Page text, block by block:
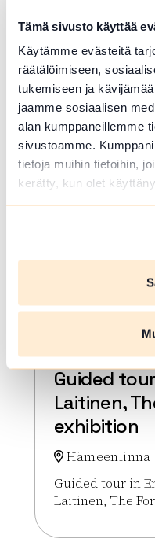
Tämä sivusto käyttää
Käytämme evästeitä
räätälöimiseen,
tukemiseen ja
jaamme sosiaalisen
alan kumppaneillemme
sivustoamme.
tietoja muihin tietoihin,
kerätty, kun olet
Opastettu
Hämeenlinnan
veistoksiin.
Lue lisää
Guided
Laitinen,
exhibition
Hämeenlinna
Guided tour in
Laitinen, The
Lue lisää